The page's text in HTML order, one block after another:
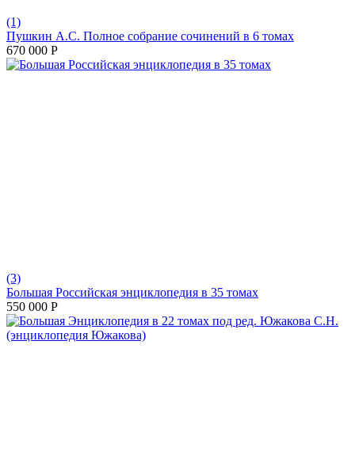
(1)
Пушкин А.С. Полное собрание сочинений в 6 томах
670 000 Р
(3)
Большая Российская энциклопедия в 35 томах
550 000 Р